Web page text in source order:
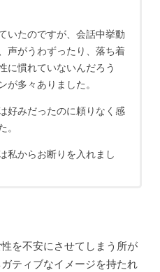
いたのですが、会話中挙動
声がうわずったり、落ち着
に慣れていないんだろう
が多々ありました。
好みだったのに頼りなく感
。
私からお断りを入れまし
を不安にさせてしまう所が
ティブなイメージを持たれ